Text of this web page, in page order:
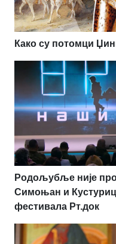
Како су потомци
Родољубље није
Симоњан и
фестивала Рт.док